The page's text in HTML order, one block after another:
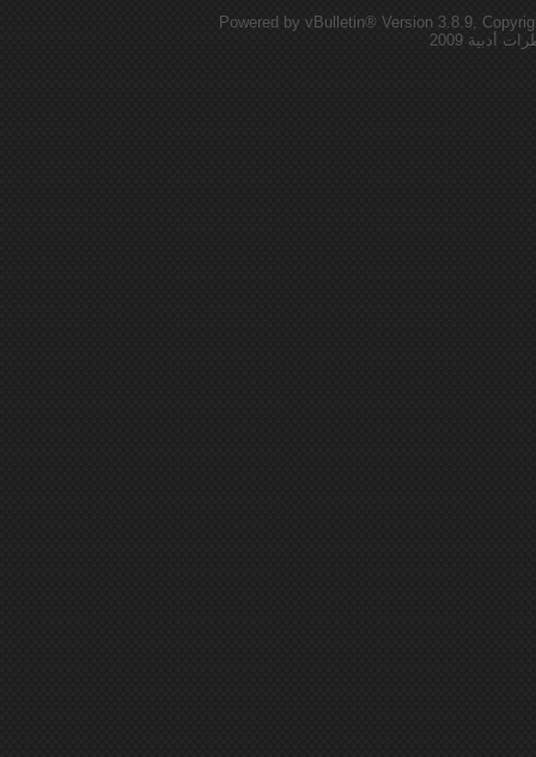
Powered by vBulletin® Version 3.8.9,
2009